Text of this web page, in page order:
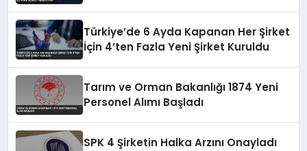
Türkiye’de 6 Ayda Kapanan Her Şirket
İçin 4’ten Fazla Yeni Şirket Kuruldu
Tarım ve Orman Bakanlığı 1874 Yeni
Personel Alımı Başladı
SPK 4 Şirketin Halka Arzını Onayladı